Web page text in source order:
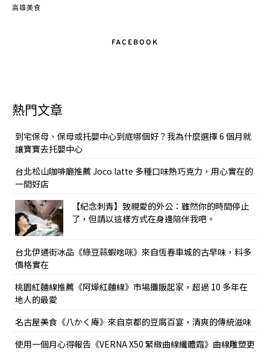
高雄美食
FACEBOOK
熱門文章
到宅保母、保母或托嬰中心到底哪個好？我為什麼選擇 6 個月就
讓寶寶去托嬰中心
台北松山咖啡廳推薦 Joco latte 多種口味熱巧克力，用心實在的
一間好店
【紀念刺青】致親愛的外公：雖然你的時間停止
了，但請以這樣方式在身邊陪伴我吧。
台北伊通街冰品《綠豆蒜蝦啥咪》來自恆春車城的古早味，料多
價格實在
桃園紅麵線推薦《阿燁紅麵線》市場攤販起家，超過 10 多年在
地人的最愛
名古屋美食《八かく庵》來自京都的豆腐百宴，清爽的傳統滋味
使用一個月心得報告《VERNA X50 緊緻曲線纖體霜》曲線雕塑更